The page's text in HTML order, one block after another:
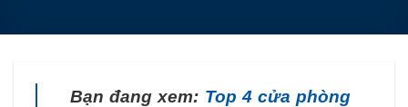
Bạn đang xem: Top 4 cửa phòng